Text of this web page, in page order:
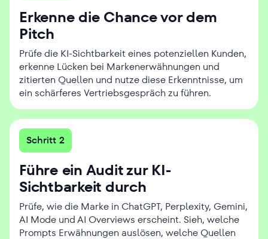
Erkenne die Chance vor dem
Pitch
Prüfe die KI-Sichtbarkeit eines potenziellen Kunden,
erkenne Lücken bei Markenerwähnungen und
zitierten Quellen und nutze diese Erkenntnisse, um
ein schärferes Vertriebsgespräch zu führen.
Schritt 2
Führe ein Audit zur KI-
Sichtbarkeit durch
Prüfe, wie die Marke in ChatGPT, Perplexity, Gemini,
AI Mode und AI Overviews erscheint. Sieh, welche
Prompts Erwähnungen auslösen, welche Quellen